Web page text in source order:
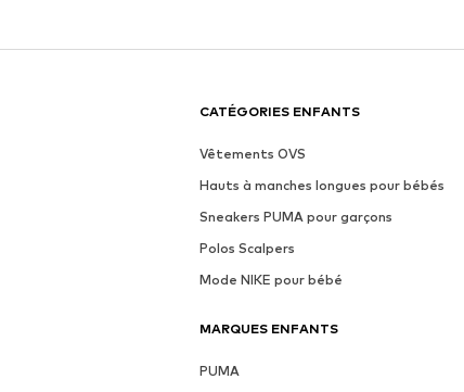
CATÉGORIES ENFANTS
Vêtements OVS
Hauts à manches longues pour bébés
Sneakers PUMA pour garçons
Polos Scalpers
Mode NIKE pour bébé
MARQUES ENFANTS
PUMA